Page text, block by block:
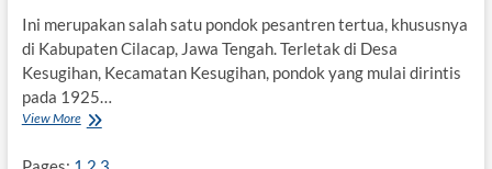
Ini merupakan salah satu pondok pesantren tertua, khususnya
di Kabupaten Cilacap, Jawa Tengah. Terletak di Desa
Kesugihan, Kecamatan Kesugihan, pondok yang mulai dirintis
pada 1925…
View MoreD